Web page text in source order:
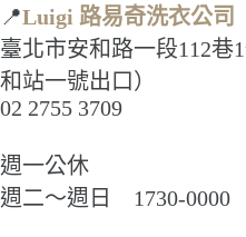
📍Luigi 路易奇洗衣公司
臺北市安和路一段112巷
和站一號出口）
02 2755 3709
週一公休
週二～週日 1730-0000